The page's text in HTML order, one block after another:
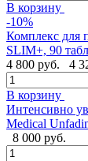
В корзину
-10%
Комплекс для
SLIM+, 90
4 800 руб.
4
В корзину
Интенсивно
Medical
8 000 руб.